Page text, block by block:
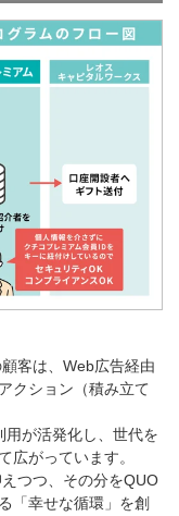
客は、Web広告経由
クション（積み立て
用が活発化し、世代を
広がっています。
つつ、その分をQUO
「幸せな循環」を創